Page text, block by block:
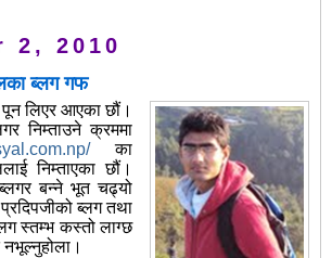
2, 2010
ब्लग गफ
लिएर आएका छौं।
निम्ताउने क्रममा
का
निम्ताएका छौं।
बन्ने भूत चढ्यो
ब्लग तथा
स्तम्भ कस्तो लाग्छ